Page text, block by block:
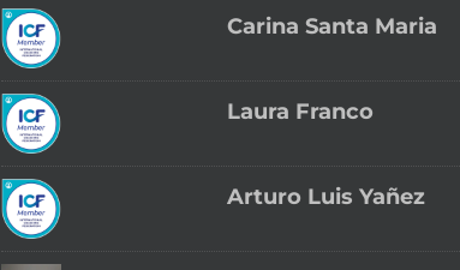
Carina Santa Maria
Laura Franco
Arturo Luis Yañez